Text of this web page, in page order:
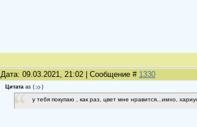
Дата: 09.03.2021, 21:02 | Сообщение # 1330
Цитата as ( )
у тебя покупаю , как раз, цвет мне нравится...имхо,